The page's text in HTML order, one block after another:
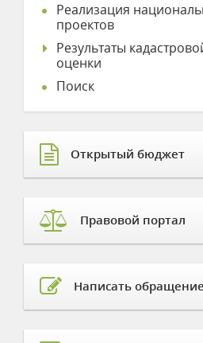
Реализация
проектов
Результаты
оценки
Поиск
Открытый бюджет
Правовой портал
Написать обращение